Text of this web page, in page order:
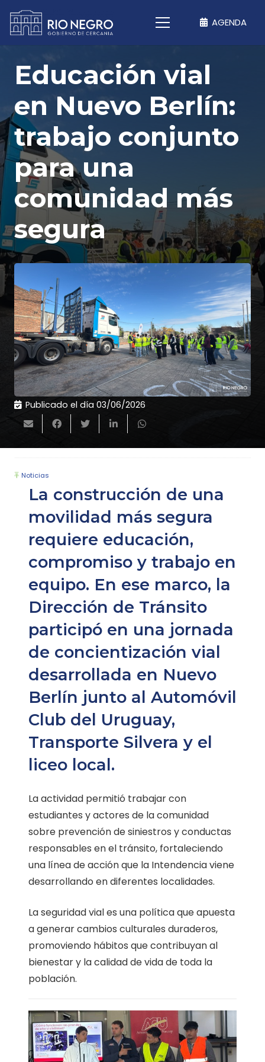
AGENDA
Educación vial
en Nuevo Berlín:
trabajo conjunto
para una
comunidad más
segura
Publicado el día 03/06/2026
Noticias
La construcción de una
movilidad más segura
requiere educación,
compromiso y trabajo en
equipo. En ese marco, la
Dirección de Tránsito
participó en una jornada
de concientización vial
desarrollada en Nuevo
Berlín junto al Automóvil
Club del Uruguay,
Transporte Silvera y el
liceo local.
La actividad permitió trabajar con
estudiantes y actores de la comunidad
sobre prevención de siniestros y conductas
responsables en el tránsito, fortaleciendo
una línea de acción que la Intendencia viene
desarrollando en diferentes localidades.
La seguridad vial es una política que apuesta
a generar cambios culturales duraderos,
promoviendo hábitos que contribuyan al
bienestar y la calidad de vida de toda la
población.